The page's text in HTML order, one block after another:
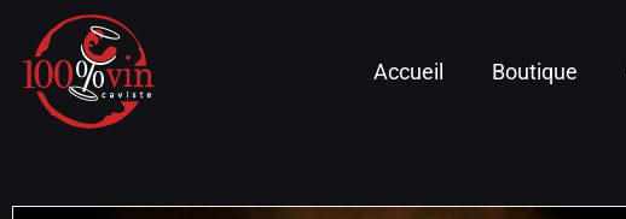
Accueil Boutique